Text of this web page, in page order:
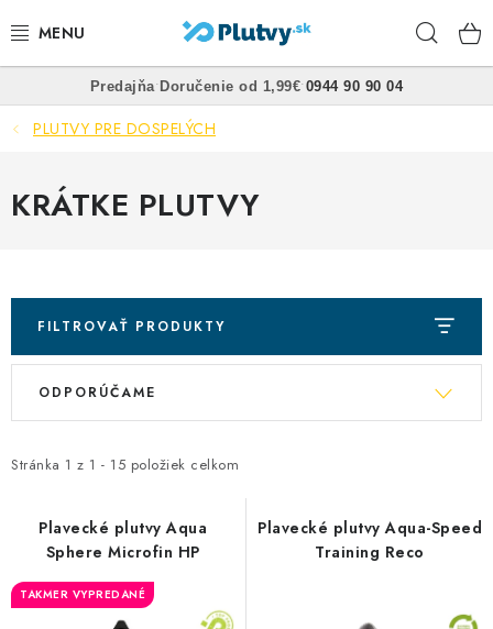
na
PLÁVANIE
FREEDIVING
POTÁPANIE
OBLEČENIE
HRAČKY DO VODY
PODVODNÉ SKÚTRE
Predajňa• Doručenie od 1,99€• 0944 90 90 04
PLUTVY PRE DOSPELÝCH
KRÁTKE PLUTVY
FILTROVAŤ PRODUKTY
ý
i
r
o
Stránka 1 z 1 - 15 položiek celkom
R
e
p
ODPORÚČAME
Plavecké plutvy Aqua
Sphere Microfin HP
TAKMER VYPREDANÉ
Plavecké plutvy Aqua-Speed
Training Reco